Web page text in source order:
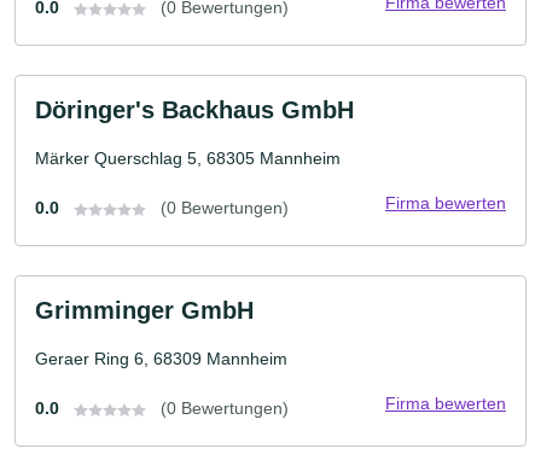
0.0 (0 Bewertungen)
Döringer's Backhaus GmbH
Märker Querschlag 5, 68305 Mannheim
0.0 (0 Bewertungen) Firma bewerten
Grimminger GmbH
Geraer Ring 6, 68309 Mannheim
0.0 (0 Bewertungen) Firma bewerten